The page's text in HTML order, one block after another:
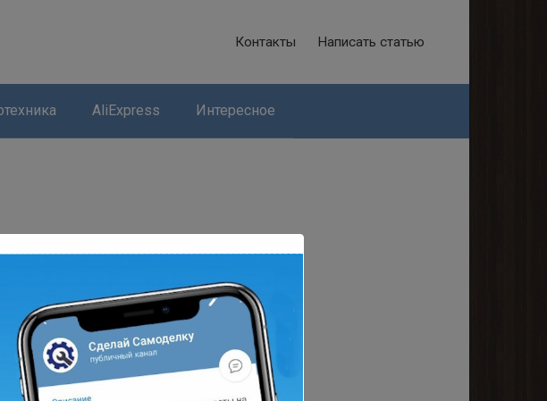
Контакты Написать статью
AliExpress Интересное